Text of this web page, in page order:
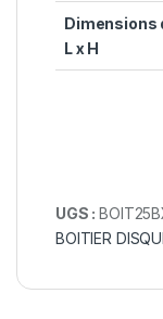
Dimensions
L x H
UGS :
BOITIER